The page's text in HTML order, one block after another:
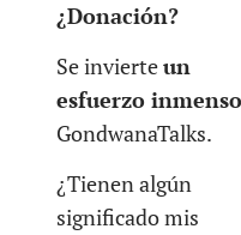
¿Donación?
Se invierteun
esfuerzo inmenso
GondwanaTalks.
¿Tienen algún
significado mis